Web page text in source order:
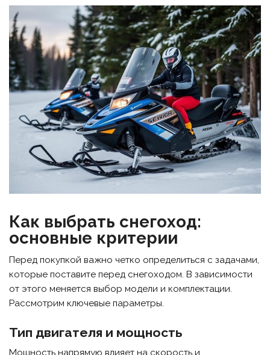
Как выбрать снегоход:
основные критерии
Перед покупкой важно четко определиться с задачами,
которые поставите перед снегоходом. В зависимости
от этого меняется выбор модели и комплектации.
Рассмотрим ключевые параметры.
Тип двигателя и мощность
Мощность напрямую влияет на скорость и